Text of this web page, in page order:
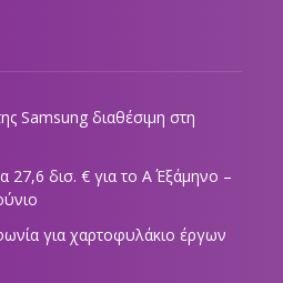
Samsung διαθέσιμη στη
27,6 δισ. € για το Α΄ Εξάμηνο –
για χαρτοφυλάκιο έργων